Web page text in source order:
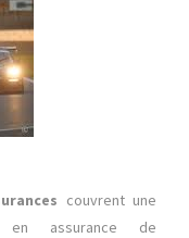
couvrent une
en assurance de